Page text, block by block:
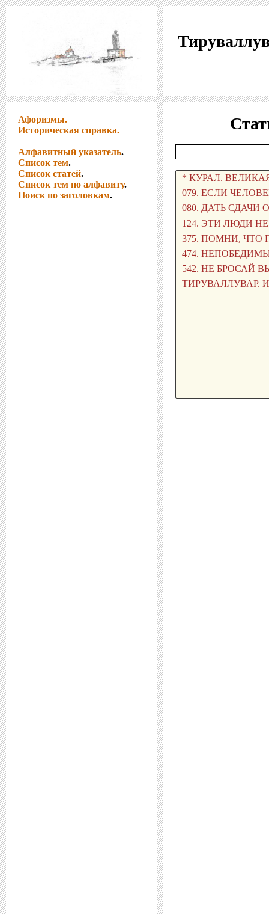
Афоризмы.
Историческая справка.
Алфавитный указатель.
Список тем.
Список статей.
Список тем по алфавиту.
Поиск по заголовкам.